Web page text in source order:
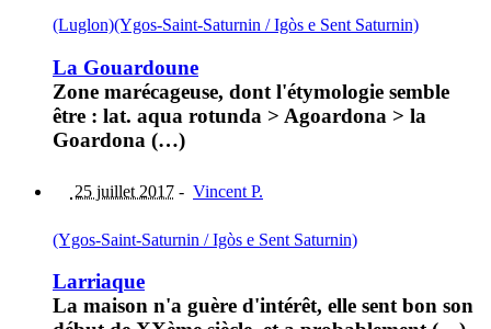
(Luglon)(Ygos-Saint-Saturnin / Igòs e Sent Saturnin)
La Gouardoune
Zone marécageuse, dont l'étymologie semble
être : lat. aqua rotunda > Agoardona > la
Goardona (…)
25 juillet 2017 - Vincent P.
(Ygos-Saint-Saturnin / Igòs e Sent Saturnin)
Larriaque
La maison n'a guère d'intérêt, elle sent bon son